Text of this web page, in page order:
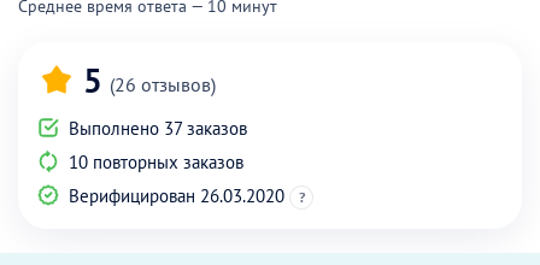
Среднее время ответа — 10 минут
5 (26 отзывов)
Выполнено 37 заказов
10 повторных заказов
Верифицирован 26.03.2020
?